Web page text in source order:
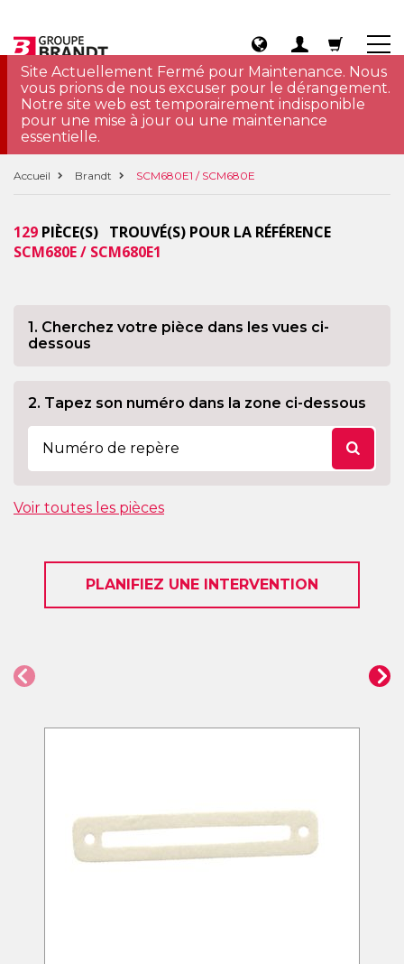
Site Actuellement Fermé pour Maintenance. Nous
vous prions de nous excuser pour le dérangement.
Notre site web est temporairement indisponible
pour une mise à jour ou une maintenance
essentielle.
Accueil Brandt SCM680E1 / SCM680E
129 PIÈCE(S) TROUVÉ(S) POUR LA RÉFÉRENCE
SCM680E / SCM680E1
1. Cherchez votre pièce dans les vues ci-
dessous
2. Tapez son numéro dans la zone ci-dessous
Voir toutes les pièces
PLANIFIEZ UNE INTERVENTION